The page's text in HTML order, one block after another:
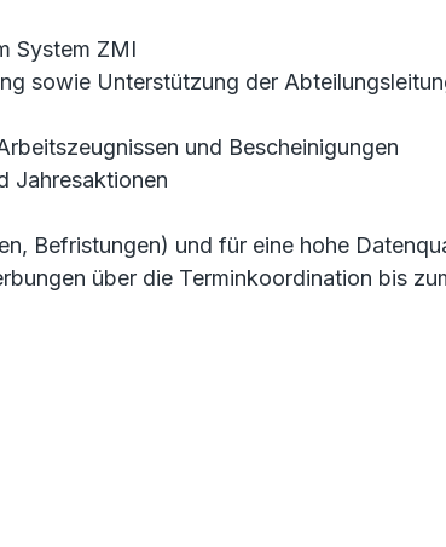
System ZMI
sowie Unterstützung der
und Bescheinigungen
Jahresaktionen
Befristungen) und für eine hohe
über die Terminkoordination bis